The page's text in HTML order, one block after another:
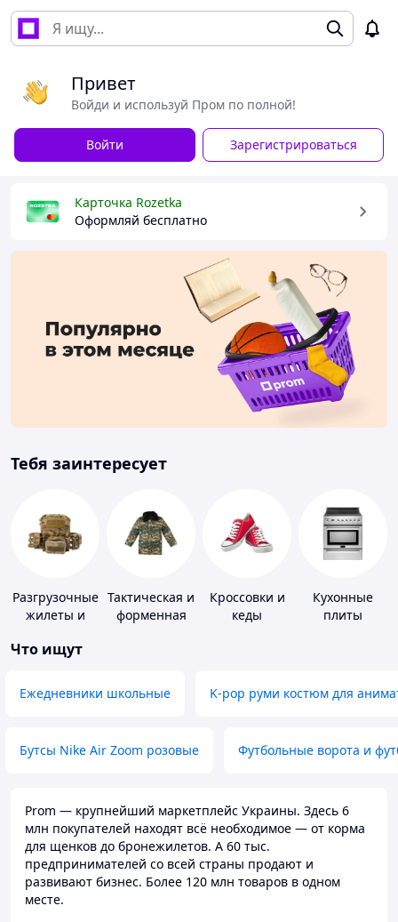
Привет
Войди и используй Пром по полной!
Войти Зарегистрироваться
Карточка Rozetka
Оформляй бесплатно
Тебя заинтересует
Разгрузочные
жилеты и
без плит
Тактическая и
форменная
Кроссовки и
кеды
Кухонные
плиты
Что ищут
Ежедневники школьные K-pop руми костюм для
Бутсы Nike Air Zoom розовые Футбольные ворота и
Prom — крупнейший маркетплейс Украины. Здесь 6
млн покупателей находят всё необходимое — от корма
для щенков до бронежилетов. А 60 тыс.
предпринимателей со всей страны продают и
развивают бизнес. Более 120 млн товаров в одном
месте.